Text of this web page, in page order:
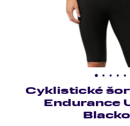
Cyklistické
Endurance